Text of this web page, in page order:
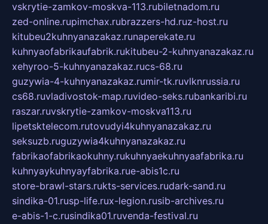
vskrytie-zamkov-moskva-113.rubiletnadom.ru
zed-online.rupimchax.rubrazzers-hd.ruz-host.ru
kitubeu2kuhnyanazakaz.runaperekate.ru
kuhnyaofabrikaufabrik.rukitubeu-2-kuhnyanazakaz.ru
xehyroo-5-kuhnyanazakaz.rucs-68.ru
guzywia-4-kuhnyanazakaz.rumir-tk.ruvlknrussia.ru
cs68.ruvladivostok-map.ruvideo-seks.rubankaribi.ru
raszar.ruvskrytie-zamkov-moskva113.ru
lipetsktelecom.rutovudyi4kuhnyanazakaz.ru
seksuzb.ruguzywia4kuhnyanazakaz.ru
fabrikaofabrikaokuhny.rukuhnyaekuhnyaafabrika.ru
kuhnyaykuhnyayfabrika.rue-abis1c.ru
store-brawl-stars.rukts-services.rudark-sand.ru
sindika-01.rusp-life.rux-legion.rusib-archives.ru
e-abis-1-c.rusindika01.ruvenda-festival.ru